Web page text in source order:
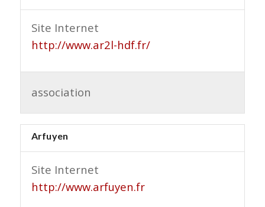
Site Internet
http://www.ar2l-hdf.fr/
association
Arfuyen
Site Internet
http://www.arfuyen.fr